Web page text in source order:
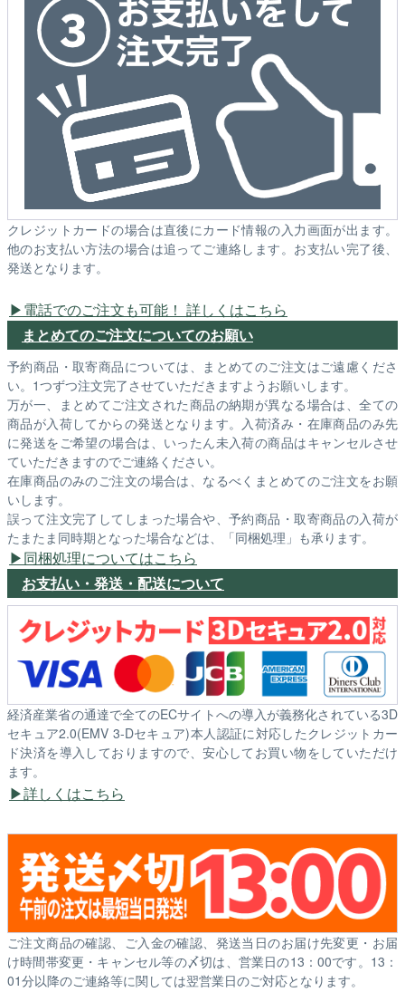
クレジットカードの場合は直後にカード情報の入力画面が出ます。
他のお支払い方法の場合は追ってご連絡します。お支払い完了後、
発送となります。
電話でのご注文も可能！ 詳しくはこちら
まとめてのご注文についてのお願い
予約商品・取寄商品については、まとめてのご注文はご遠慮くださ
い。1つずつ注文完了させていただきますようお願いします。
万が一、まとめてご注文された商品の納期が異なる場合は、全ての
商品が入荷してからの発送となります。入荷済み・在庫商品のみ先
に発送をご希望の場合は、いったん未入荷の商品はキャンセルさせ
ていただきますのでご連絡ください。
在庫商品のみのご注文の場合は、なるべくまとめてのご注文をお願
いします。
誤って注文完了してしまった場合や、予約商品・取寄商品の入荷が
たまたま同時期となった場合などは、「同梱処理」も承ります。
同梱処理についてはこちら
お支払い・発送・配送について
経済産業省の通達で全てのECサイトへの導入が義務化されている3D
セキュア2.0(EMV 3-Dセキュア)本人認証に対応したクレジットカー
ド決済を導入しておりますので、安心してお買い物をしていただけ
ます。
詳しくはこちら
ご注文商品の確認、ご入金の確認、発送当日のお届け先変更・お届
け時間帯変更・キャンセル等の〆切は、営業日の13：00です。13：
01分以降のご連絡等に関しては翌営業日のご対応となります。